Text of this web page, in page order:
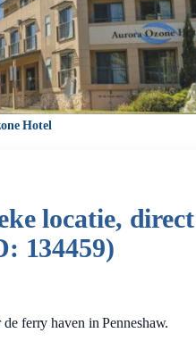
Hotel
locatie, direct
134459)
ferry haven in Penneshaw.